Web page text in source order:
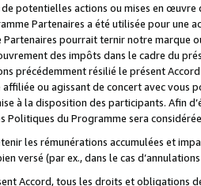
potentielles actions ou mises en
Partenaires a été utilisée pour une
pourrait ternir notre marque
des impôts dans le cadre du
précédemment résilié le présent
ou agissant de concert avec vous
à la disposition des participants. Afin
Politiques du Programme sera
les rémunérations accumulées et
versé (par ex., dans le cas
Accord, tous les droits et obligations